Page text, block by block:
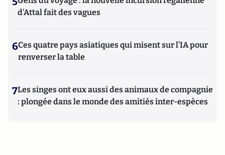
d'Attal fait des vagues
6Ces quatre pays asiatiques qui misent sur l’IA pour
renverser la table
7Les singes ont eux aussi des animaux de compagnie
: plongée dans le monde des amitiés inter-espèces